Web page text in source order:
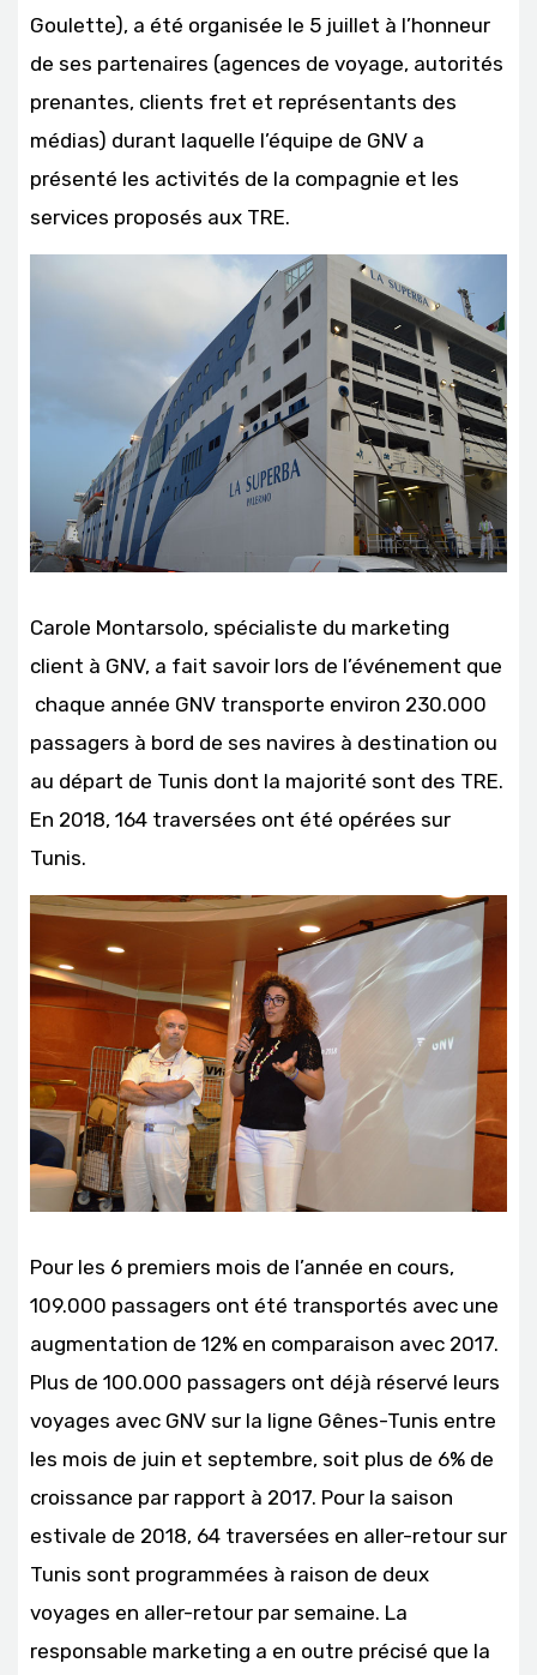
Goulette), a été organisée le 5 juillet à l’honneur
de ses partenaires (agences de voyage, autorités
prenantes, clients fret et représentants des
médias) durant laquelle l’équipe de GNV a
présenté les activités de la compagnie et les
services proposés aux TRE.
Carole Montarsolo, spécialiste du marketing
client à GNV, a fait savoir lors de l’événement que
chaque année GNV transporte environ 230.000
passagers à bord de ses navires à destination ou
au départ de Tunis dont la majorité sont des TRE.
En 2018, 164 traversées ont été opérées sur
Tunis.
Pour les 6 premiers mois de l’année en cours,
109.000 passagers ont été transportés avec une
augmentation de 12% en comparaison avec 2017.
Plus de 100.000 passagers ont déjà réservé leurs
voyages avec GNV sur la ligne Gênes-Tunis entre
les mois de juin et septembre, soit plus de 6% de
croissance par rapport à 2017. Pour la saison
estivale de 2018, 64 traversées en aller-retour sur
Tunis sont programmées à raison de deux
voyages en aller-retour par semaine. La
responsable marketing a en outre précisé que la